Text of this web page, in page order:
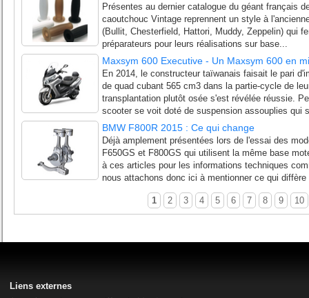
Présentes au dernier catalogue du géant français
caoutchouc Vintage reprennent un style à
(Bullit, Chesterfield, Hattori, Muddy, Zeppelin) qui
préparateurs pour leurs réalisations sur base...
Maxsym 600 Executive - Un Maxsym 600 en
En 2014, le constructeur taïwanais faisait le pari
de quad cubant 565 cm3 dans la partie-cycle de
transplantation plutôt osée s'est révélée réussie.
scooter se voit doté de suspension assouplies qui
BMW F800R 2015 : Ce qui change
Déjà amplement présentées lors de l'essai des
F650GS et F800GS qui utilisent la même base
à ces articles pour les informations techniques
nous attachons donc ici à mentionner ce qui
1 2 3 4 5 6 7 8 9 10
Liens externes